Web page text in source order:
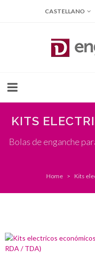
CASTELLANO
KITS
Bolas de enganche
Home Kits